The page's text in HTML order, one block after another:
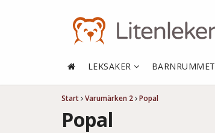
Start Varumärken 2 Popal
Popal
LEKSAKER BARNRUMMET